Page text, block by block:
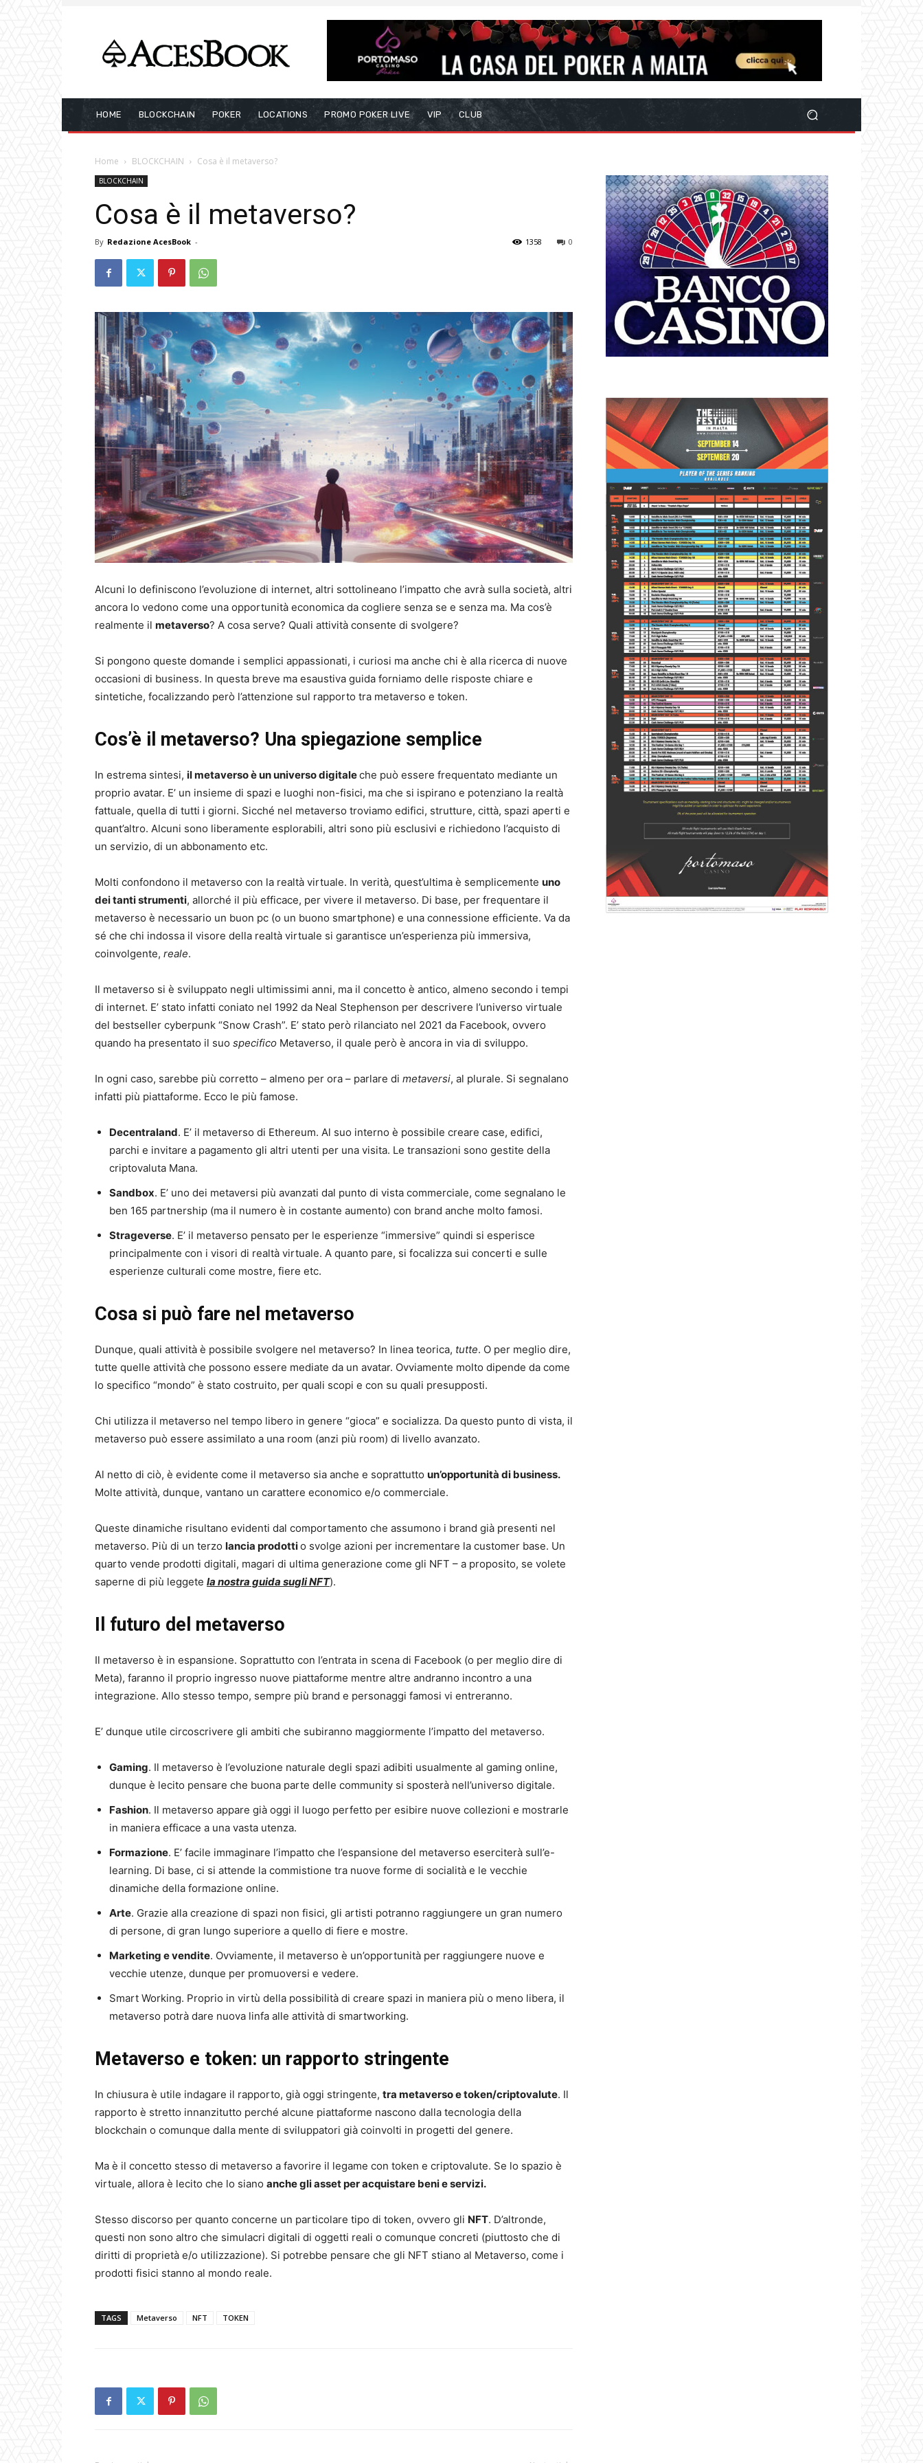
HOME BLOCKCHAIN POKER LOCATIONS PROMO POKER LIVE VIP CLUB
Home BLOCKCHAIN Cosa è il metaverso?
BLOCKCHAIN
Cosa è il metaverso?
By Redazione AcesBook - 0
1358
Alcuni lo definiscono l’evoluzione di internet, altri sottolineano l’impatto che avrà sulla società, altri
ancora lo vedono come una opportunità economica da cogliere senza se e senza ma. Ma cos’è
realmente il metaverso? A cosa serve? Quali attività consente di svolgere?
Si pongono queste domande i semplici appassionati, i curiosi ma anche chi è alla ricerca di nuove
occasioni di business. In questa breve ma esaustiva guida forniamo delle risposte chiare e
sintetiche, focalizzando però l’attenzione sul rapporto tra metaverso e token.
Cos’è il metaverso? Una spiegazione semplice
In estrema sintesi, il metaverso è un universo digitaleche può essere frequentato mediante un
proprio avatar. E’ un insieme di spazi e luoghi non-fisici, ma che si ispirano e potenziano la realtà
fattuale, quella di tutti i giorni. Sicché nel metaverso troviamo edifici, strutture, città, spazi aperti e
quant’altro. Alcuni sono liberamente esplorabili, altri sono più esclusivi e richiedono l’acquisto di
un servizio, di un abbonamento etc.
Molti confondono il metaverso con la realtà virtuale. In verità, quest’ultima è semplicemente uno
dei tanti strumenti, allorché il più efficace, per vivere il metaverso. Di base, per frequentare il
metaverso è necessario un buon pc (o un buono smartphone) e una connessione efficiente. Va da
sé che chi indossa il visore della realtà virtuale si garantisce un’esperienza più immersiva,
coinvolgente, reale.
Il metaverso si è sviluppato negli ultimissimi anni, ma il concetto è antico, almeno secondo i tempi
di internet. E’ stato infatti coniato nel 1992 da Neal Stephenson per descrivere l’universo virtuale
del bestseller cyberpunk “Snow Crash”. E’ stato però rilanciato nel 2021 da Facebook, ovvero
quando ha presentato il suo specifico Metaverso, il quale però è ancora in via di sviluppo.
In ogni caso, sarebbe più corretto – almeno per ora – parlare di metaversi, al plurale. Si segnalano
infatti più piattaforme. Ecco le più famose.
Decentraland. E’ il metaverso di Ethereum. Al suo interno è possibile creare case, edifici,
parchi e invitare a pagamento gli altri utenti per una visita. Le transazioni sono gestite della
criptovaluta Mana.
Sandbox. E’ uno dei metaversi più avanzati dal punto di vista commerciale, come segnalano le
ben 165 partnership (ma il numero è in costante aumento) con brand anche molto famosi.
Strageverse. E’ il metaverso pensato per le esperienze “immersive” quindi si esperisce
principalmente con i visori di realtà virtuale. A quanto pare, si focalizza sui concerti e sulle
esperienze culturali come mostre, fiere etc.
Cosa si può fare nel metaverso
Dunque, quali attività è possibile svolgere nel metaverso? In linea teorica, tutte. O per meglio dire,
tutte quelle attività che possono essere mediate da un avatar. Ovviamente molto dipende da come
lo specifico “mondo” è stato costruito, per quali scopi e con su quali presupposti.
Chi utilizza il metaverso nel tempo libero in genere “gioca” e socializza. Da questo punto di vista, il
metaverso può essere assimilato a una room (anzi più room) di livello avanzato.
Al netto di ciò, è evidente come il metaverso sia anche e soprattutto un’opportunità di business.
Molte attività, dunque, vantano un carattere economico e/o commerciale.
Queste dinamiche risultano evidenti dal comportamento che assumono i brand già presenti nel
metaverso. Più di un terzo lancia prodottio svolge azioni per incrementare la customer base. Un
quarto vende prodotti digitali, magari di ultima generazione come gli NFT – a proposito, se volete
saperne di più leggete la nostra guida sugli NFT).
Il futuro del metaverso
Il metaverso è in espansione. Soprattutto con l’entrata in scena di Facebook (o per meglio dire di
Meta), faranno il proprio ingresso nuove piattaforme mentre altre andranno incontro a una
integrazione. Allo stesso tempo, sempre più brand e personaggi famosi vi entreranno.
E’ dunque utile circoscrivere gli ambiti che subiranno maggiormente l’impatto del metaverso.
Gaming. Il metaverso è l’evoluzione naturale degli spazi adibiti usualmente al gaming online,
dunque è lecito pensare che buona parte delle community si sposterà nell’universo digitale.
Fashion. Il metaverso appare già oggi il luogo perfetto per esibire nuove collezioni e mostrarle
in maniera efficace a una vasta utenza.
Formazione. E’ facile immaginare l’impatto che l’espansione del metaverso eserciterà sull’e-
learning. Di base, ci si attende la commistione tra nuove forme di socialità e le vecchie
dinamiche della formazione online.
Arte. Grazie alla creazione di spazi non fisici, gli artisti potranno raggiungere un gran numero
di persone, di gran lungo superiore a quello di fiere e mostre.
Marketing e vendite. Ovviamente, il metaverso è un’opportunità per raggiungere nuove e
vecchie utenze, dunque per promuoversi e vedere.
Smart Working. Proprio in virtù della possibilità di creare spazi in maniera più o meno libera, il
metaverso potrà dare nuova linfa alle attività di smartworking.
Metaverso e token: un rapporto stringente
In chiusura è utile indagare il rapporto, già oggi stringente, tra metaverso e token/criptovalute. Il
rapporto è stretto innanzitutto perché alcune piattaforme nascono dalla tecnologia della
blockchain o comunque dalla mente di sviluppatori già coinvolti in progetti del genere.
Ma è il concetto stesso di metaverso a favorire il legame con token e criptovalute. Se lo spazio è
virtuale, allora è lecito che lo siano anche gli asset per acquistare beni e servizi.
Stesso discorso per quanto concerne un particolare tipo di token, ovvero gli NFT. D’altronde,
questi non sono altro che simulacri digitali di oggetti reali o comunque concreti (piuttosto che di
diritti di proprietà e/o utilizzazione). Si potrebbe pensare che gli NFT stiano al Metaverso, come i
prodotti fisici stanno al mondo reale.
TAGS Metaverso NFT TOKEN